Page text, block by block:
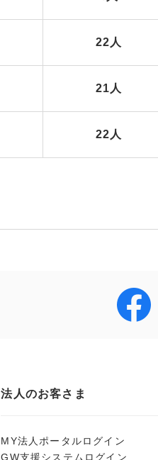
22人
21人
22人
法人のお客さま
MY法人ポータルログイン
GW支援システムログイン